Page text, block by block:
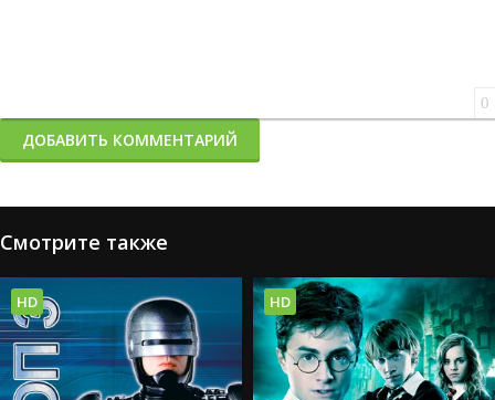
0
ДОБАВИТЬ КОММЕНТАРИЙ
Смотрите также
HD HD